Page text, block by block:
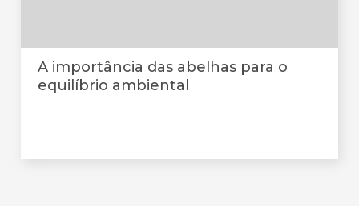
A importância das abelhas para o
equilíbrio ambiental